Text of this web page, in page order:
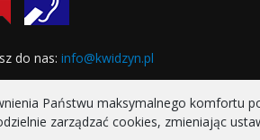
do nas: info@kwidzyn.pl
GŁÓWNA REALIZOWANE PROJEKTY
Państwu maksymalnego komfortu
zarządzać cookies, zmieniając